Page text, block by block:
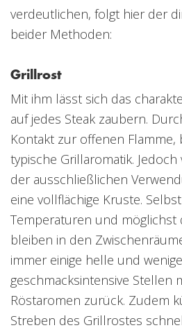
verdeutlichen, folgt hier der
beider Methoden:
Grillrost
Mit ihm lässt sich das
auf jedes Steak zaubern.
Kontakt zur offenen Flamme,
typische Grillaromatik.
der ausschließlichen
eine vollflächige Kruste.
Temperaturen und möglichst
bleiben in den
immer einige helle und
geschmacksintensive Stellen
Röstaromen zurück. Zudem
Streben des Grillrostes